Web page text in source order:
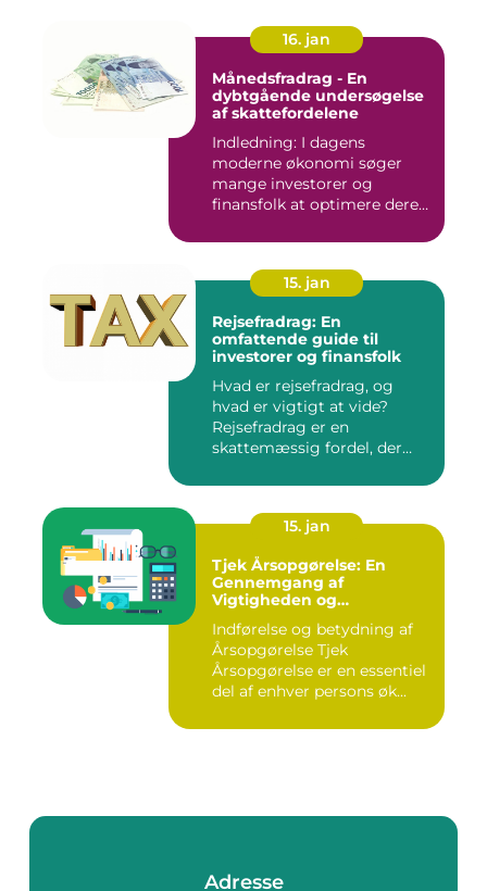
16. jan
Månedsfradrag - En
dybtgående undersøgelse
af skattefordelene
Indledning: I dagens
moderne økonomi søger
mange investorer og
finansfolk at optimere deres
15. jan
Rejsefradrag: En
omfattende guide til
investorer og finansfolk
Hvad er rejsefradrag, og
hvad er vigtigt at vide?
Rejsefradrag er en
skattemæssig fordel, der
15. jan
Tjek Årsopgørelse: En
Gennemgang af
Vigtigheden og
Indførelse og betydning af
Årsopgørelse Tjek
Årsopgørelse er en essentiel
del af enhver persons øk...
Adresse